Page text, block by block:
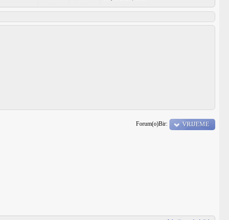
Forum(o)Bir: VRIJEME